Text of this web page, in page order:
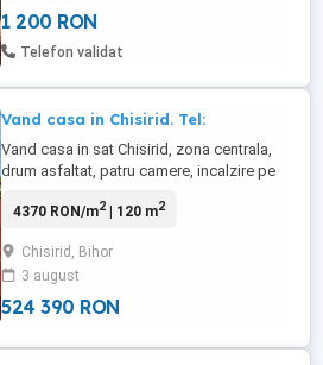
1 200 RON
Telefon validat
Vand casa in Chisirid. Tel:
Vand casa in sat Chisirid, zona centrala,
drum asfaltat, patru camere, incalzire pe
100.000 Euro.
4370 RON/m2| 120 m2
Chisirid, Bihor
3 august
524 390 RON